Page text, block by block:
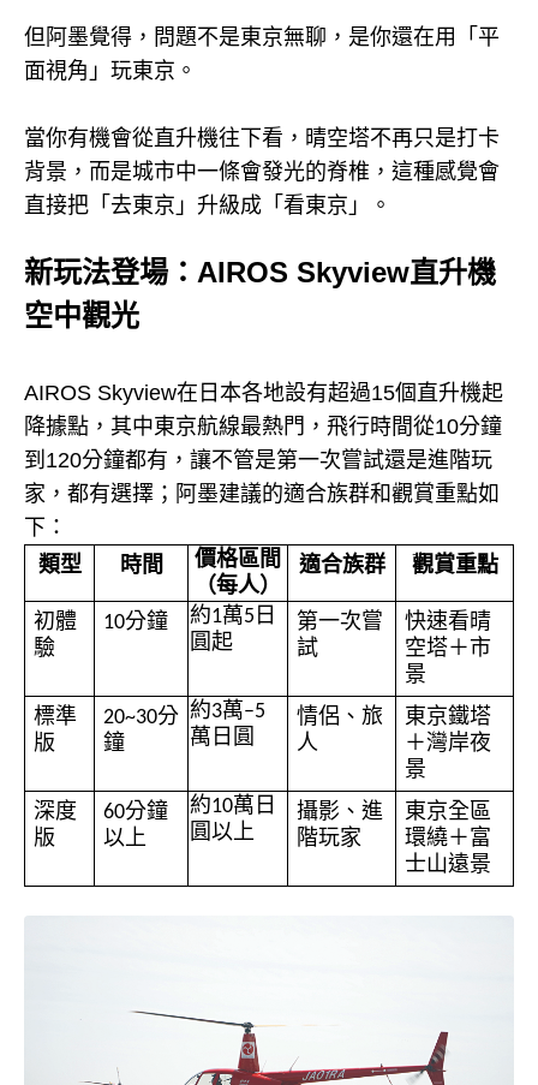
但阿墨覺得，問題不是東京無聊，是你還在用「平
面視角」玩東京。
當你有機會從直升機往下看，晴空塔不再只是打卡
背景，而是城市中一條會發光的脊椎，這種感覺會
直接把「去東京」升級成「看東京」。
新玩法登場：AIROS Skyview直升機
空中觀光
AIROS Skyview在日本各地設有超過15個直升機起
降據點，其中東京航線最熱門，飛行時間從10分鐘
到120分鐘都有，讓不管是第一次嘗試還是進階玩
家，都有選擇；阿墨建議的適合族群和觀賞重點如
下：
類型 時間
價格區間
（每人）
適合族群 觀賞重點
初體
驗
10分鐘
約1萬5日
圓起
第一次嘗
試
快速看晴
空塔＋市
景
標準
版
20~30分
鐘
約3萬–5
萬日圓
情侶、旅
人
東京鐵塔
＋灣岸夜
景
深度
版
60分鐘
以上
約10萬日
圓以上
攝影、進
階玩家
東京全區
環繞＋富
士山遠景